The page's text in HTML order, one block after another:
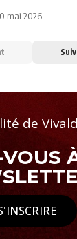
mai 2026
de